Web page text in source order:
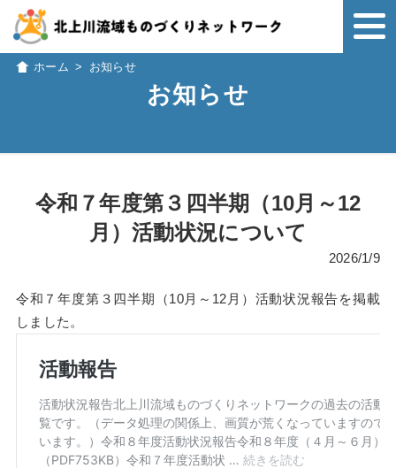
ホーム > お知らせ
お知らせ
令和７年度第３四半期（10月～12
月）活動状況について
2026/1/9
令和７年度第３四半期（10月～12月）活動状況報告を掲載
しました。